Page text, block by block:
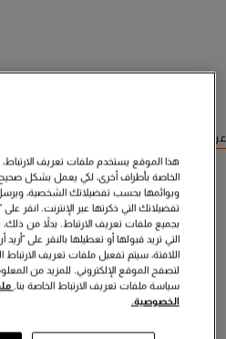
عرض منتجات مشابهة
هذا الموقع يستخدم ملفات تعريف
الخاصة بأطراف أخرى، لكي يعمل بشكل
ويوائمها بحسب تفضيلاتك الشخصية،
تفضيلاتك التي ذكرتها عبر الإنترنت. انقر
بجميع ملفات تعريف الارتباط. بدلاً من ذلك،
التي تريد قبولها أو تعطيلها بالنقر على
اللافتة، سيتم تفعيل ملفات تعريف
لتصفح الموقع الإلكتروني. للمزيد من
سياسة ملفات تعريف الارتباط الخاصة بنا.
الخصوصية.